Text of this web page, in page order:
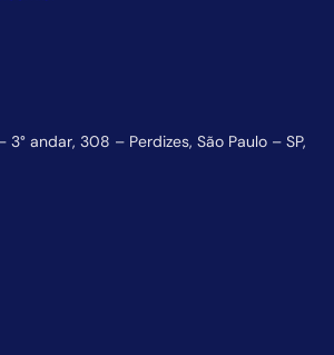
3° andar, 308 – Perdizes, São Paulo – SP,